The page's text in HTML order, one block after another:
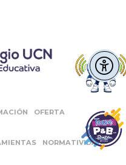
OFERTA
NORMATIVIDAD